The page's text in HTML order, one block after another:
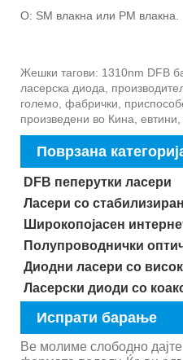
О: SM влакна или PM влакна.
Жешки тагови: 1310nm DFB
ласерска диода,
големо, фабрички,
произведени во Кина,
Поврзана
DFB пеперутки ласери
Ласери со
Широкопојасен
Полупроводнички
Диодни ласери со
Ласерски диоди со
Испрати барање
Ве молиме слободно